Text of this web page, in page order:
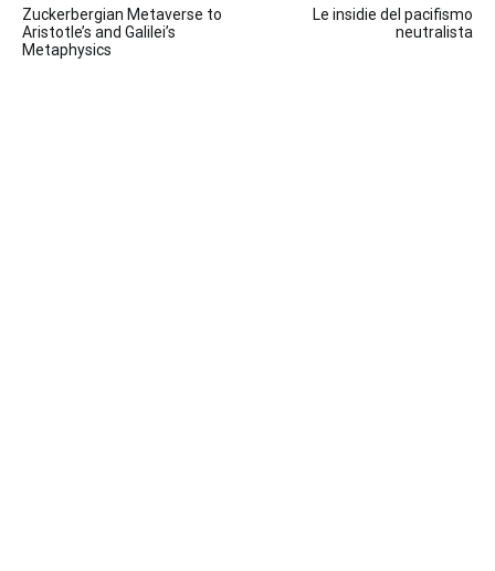
articoli
Zuckerbergian Metaverse to
Aristotle’s and Galilei’s
Metaphysics
Le insidie del pacifismo
neutralista